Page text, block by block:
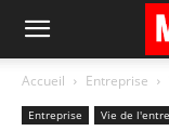
Accueil Entreprise
Entreprise Vie de